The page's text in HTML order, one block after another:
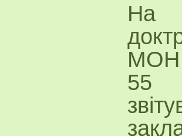
На
МОН
55